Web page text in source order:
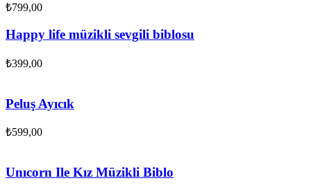
₺799,00
Happy life müzikli sevgili biblosu
₺399,00
Peluş Ayıcık
₺599,00
Unıcorn Ile Kız Müzikli Biblo